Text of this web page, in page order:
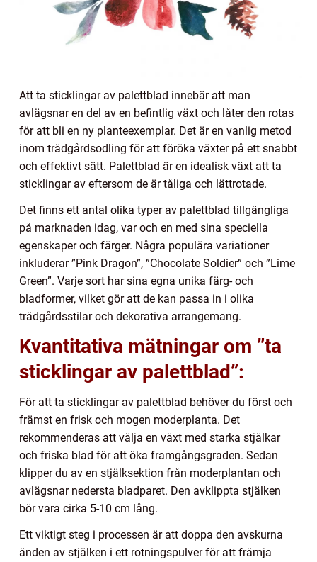
Att ta sticklingar av palettblad innebär att man
avlägsnar en del av en befintlig växt och låter den rotas
för att bli en ny planteexemplar. Det är en vanlig metod
inom trädgårdsodling för att föröka växter på ett snabbt
och effektivt sätt. Palettblad är en idealisk växt att ta
sticklingar av eftersom de är tåliga och lättrotade.
Det finns ett antal olika typer av palettblad tillgängliga
på marknaden idag, var och en med sina speciella
egenskaper och färger. Några populära variationer
inkluderar ”Pink Dragon”, ”Chocolate Soldier” och ”Lime
Green”. Varje sort har sina egna unika färg- och
bladformer, vilket gör att de kan passa in i olika
trädgårdsstilar och dekorativa arrangemang.
Kvantitativa mätningar om ”ta
sticklingar av palettblad”:
För att ta sticklingar av palettblad behöver du först och
främst en frisk och mogen moderplanta. Det
rekommenderas att välja en växt med starka stjälkar
och friska blad för att öka framgångsgraden. Sedan
klipper du av en stjälksektion från moderplantan och
avlägsnar nedersta bladparet. Den avklippta stjälken
bör vara cirka 5-10 cm lång.
Ett viktigt steg i processen är att doppa den avskurna
änden av stjälken i ett rotningspulver för att främja